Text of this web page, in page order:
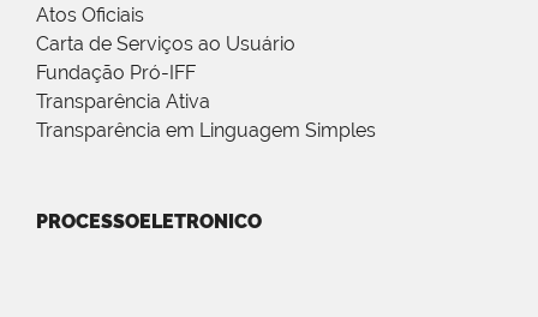
Atos Oficiais
Carta de Serviços ao Usuário
Fundação Pró-IFF
Transparência Ativa
Transparência em Linguagem Simples
PROCESSOELETRONICO